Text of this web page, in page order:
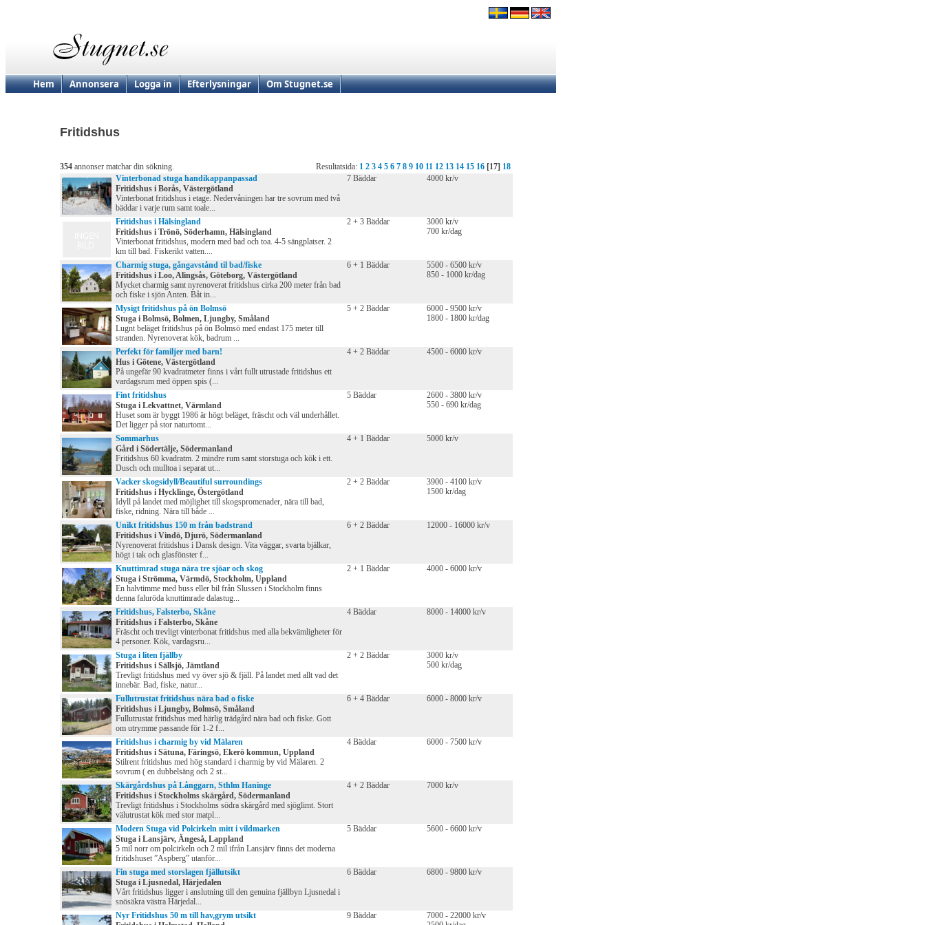
Hem Annonsera Logga in Efterlysningar Om Stugnet.se
Fritidshus
354 annonser matchar din sökning. Resultatsida: 1 2 3 4 5 6 7 8 9 10 11 12 13 14 15 16 [17] 18
Vinterbonad stuga handikappanpassad
Fritidshus i Borås, Västergötland
Vinterbonat fritidshus i etage. Nedervåningen har tre sovrum med två
bäddar i varje rum samt toale...
7 Bäddar 4000 kr/v
Fritidshus i Hälsingland
Fritidshus i Trönö, Söderhamn, Hälsingland
Vinterbonat fritidshus, modern med bad och toa. 4-5 sängplatser. 2
km till bad. Fiskerikt vatten....
2 + 3 Bäddar
3000 kr/v
700 kr/dag
Charmig stuga, gångavstånd til bad/fiske
Fritidshus i Loo, Alingsås, Göteborg, Västergötland
Mycket charmig samt nyrenoverat fritidshus cirka 200 meter från bad
och fiske i sjön Anten. Båt in...
6 + 1 Bäddar
5500 - 6500 kr/v
850 - 1000 kr/dag
Mysigt fritidshus på ön Bolmsö
Stuga i Bolmsö, Bolmen, Ljungby, Småland
Lugnt beläget fritidshus på ön Bolmsö med endast 175 meter till
stranden. Nyrenoverat kök, badrum ...
5 + 2 Bäddar
6000 - 9500 kr/v
1800 - 1800 kr/dag
Perfekt för familjer med barn!
Hus i Götene, Västergötland
På ungefär 90 kvadratmeter finns i vårt fullt utrustade fritidshus ett
vardagsrum med öppen spis (...
4 + 2 Bäddar 4500 - 6000 kr/v
Fint fritidshus
Stuga i Lekvattnet, Värmland
Huset som är byggt 1986 är högt beläget, fräscht och väl underhållet.
Det ligger på stor naturtomt...
5 Bäddar
2600 - 3800 kr/v
550 - 690 kr/dag
Sommarhus
Gård i Södertälje, Södermanland
Fritidshus 60 kvadratm. 2 mindre rum samt storstuga och kök i ett.
Dusch och mulltoa i separat ut...
4 + 1 Bäddar 5000 kr/v
Vacker skogsidyll/Beautiful surroundings
Fritidshus i Hycklinge, Östergötland
Idyll på landet med möjlighet till skogspromenader, nära till bad,
fiske, ridning. Nära till både ...
2 + 2 Bäddar
3900 - 4100 kr/v
1500 kr/dag
Unikt fritidshus 150 m från badstrand
Fritidshus i Vindö, Djurö, Södermanland
Nyrenoverat fritidshus i Dansk design. Vita väggar, svarta bjälkar,
högt i tak och glasfönster f...
6 + 2 Bäddar 12000 - 16000 kr/v
Knuttimrad stuga nära tre sjöar och skog
Stuga i Strömma, Värmdö, Stockholm, Uppland
En halvtimme med buss eller bil från Slussen i Stockholm finns
denna faluröda knuttimrade dalastug...
2 + 1 Bäddar 4000 - 6000 kr/v
Fritidshus, Falsterbo, Skåne
Fritidshus i Falsterbo, Skåne
Fräscht och trevligt vinterbonat fritidshus med alla bekvämligheter för
4 personer. Kök, vardagsru...
4 Bäddar 8000 - 14000 kr/v
Stuga i liten fjällby
Fritidshus i Sällsjö, Jämtland
Trevligt fritidshus med vy över sjö & fjäll. På landet med allt vad det
innebär. Bad, fiske, natur...
2 + 2 Bäddar
3000 kr/v
500 kr/dag
Fullutrustat fritidshus nära bad o fiske
Fritidshus i Ljungby, Bolmsö, Småland
Fullutrustat fritidshus med härlig trädgård nära bad och fiske. Gott
om utrymme passande för 1-2 f...
6 + 4 Bäddar 6000 - 8000 kr/v
Fritidshus i charmig by vid Mälaren
Fritidshus i Sätuna, Färingsö, Ekerö kommun, Uppland
Stilrent fritidshus med hög standard i charmig by vid Mälaren. 2
sovrum ( en dubbelsäng och 2 st...
4 Bäddar 6000 - 7500 kr/v
Skärgårdshus på Långgarn, Sthlm Haninge
Fritidshus i Stockholms skärgård, Södermanland
Trevligt fritidshus i Stockholms södra skärgård med sjöglimt. Stort
välutrustat kök med stor matpl...
4 + 2 Bäddar 7000 kr/v
Modern Stuga vid Polcirkeln mitt i vildmarken
Stuga i Lansjärv, Ängeså, Lappland
5 mil norr om polcirkeln och 2 mil ifrån Lansjärv finns det moderna
fritidshuset ”Aspberg” utanför...
5 Bäddar 5600 - 6600 kr/v
Fin stuga med storslagen fjällutsikt
Stuga i Ljusnedal, Härjedalen
Vårt fritidshus ligger i anslutning till den genuina fjällbyn Ljusnedal i
snösäkra västra Härjedal...
6 Bäddar 6800 - 9800 kr/v
Nyr Fritidshus 50 m till hav,grym utsikt
9 Bäddar
7000 - 22000 kr/v